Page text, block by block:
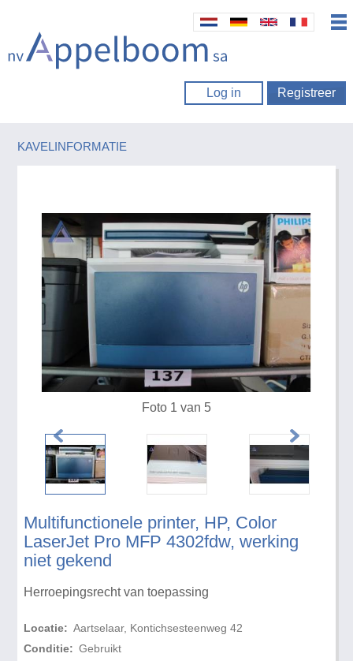
Log in Registreer
KAVELINFORMATIE
Multifunctionele printer, HP, Color
LaserJet Pro MFP 4302fdw, werking
niet gekend
Herroepingsrecht van toepassing
Locatie: Aartselaar, Kontichsesteenweg 42
Conditie: Gebruikt
Foto 1 van 5